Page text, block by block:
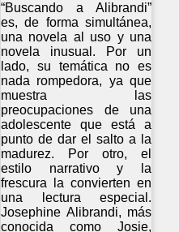
“Buscando a Alibrandi”
es, de forma simultánea,
una novela al uso y una
novela inusual. Por un
lado, su temática no es
nada rompedora, ya que
muestra las
preocupaciones de una
adolescente que está a
punto de dar el salto a la
madurez. Por otro, el
estilo narrativo y la
frescura la convierten en
una lectura especial.
Josephine Alibrandi, más
conocida como Josie,